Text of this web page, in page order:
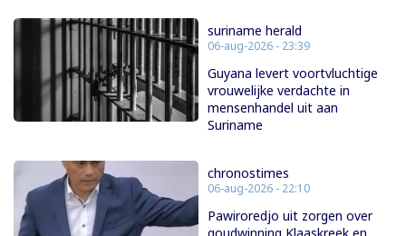
suriname herald
06-aug-2026 - 23:39
Guyana levert voortvluchtige
vrouwelijke verdachte in
mensenhandel uit aan
Suriname
chronostimes
06-aug-2026 - 22:10
Pawiroredjo uit zorgen over